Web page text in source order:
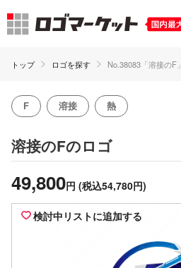
トップ ロゴを探す No.38083「溶接のF」
F 溶接 熱
溶接のFのロゴ
49,800円 (税込54,780円)
検討中リストに追加する